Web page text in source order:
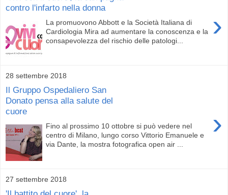
contro l'infarto nella donna
›
La promuovono Abbott e la Società Italiana di
Cardiologia Mira ad aumentare la conoscenza e la
consapevolezza del rischio delle patologi...
28 settembre 2018
Il Gruppo Ospedaliero San
Donato pensa alla salute del
cuore
›
Fino al prossimo 10 ottobre si può vedere nel
centro di Milano, lungo corso Vittorio Emanuele e
via Dante, la mostra fotografica open air ...
27 settembre 2018